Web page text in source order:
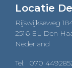
Locatie
Rijswijkseweg
2516 EL Den
Nederland
Tel: 070